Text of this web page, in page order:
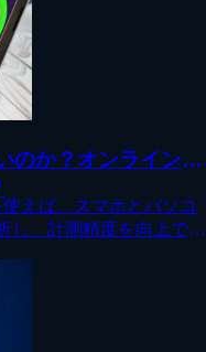
のか？オンラインで
えば、スマホとパソコ
し、計測精度を向上でき